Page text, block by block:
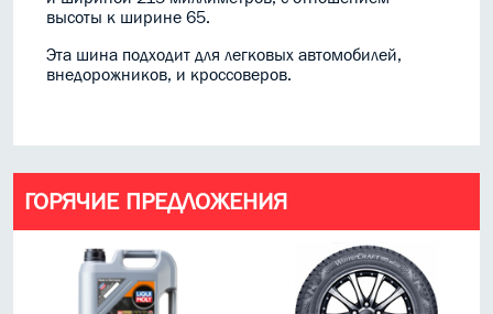
высоты к ширине 65.
Эта шина подходит для легковых автомобилей,
внедорожников, и кроссоверов.
ГОРЯЧИЕ ПРЕДЛОЖЕНИЯ